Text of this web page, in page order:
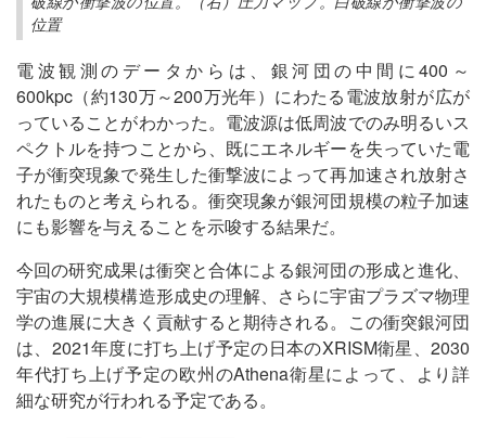
位置
電波観測のデータからは、銀河団の中間に400～
600kpc（約130万～200万光年）にわたる電波放射が広が
っていることがわかった。電波源は低周波でのみ明るいス
ペクトルを持つことから、既にエネルギーを失っていた電
子が衝突現象で発生した衝撃波によって再加速され放射さ
れたものと考えられる。衝突現象が銀河団規模の粒子加速
にも影響を与えることを示唆する結果だ。
今回の研究成果は衝突と合体による銀河団の形成と進化、
宇宙の大規模構造形成史の理解、さらに宇宙プラズマ物理
学の進展に大きく貢献すると期待される。この衝突銀河団
は、2021年度に打ち上げ予定の日本のXRISM衛星、2030
年代打ち上げ予定の欧州のAthena衛星によって、より詳
細な研究が行われる予定である。